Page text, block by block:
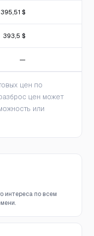
395,51 $
393,5 $
—
цен по
цен может
или
интереса по всем